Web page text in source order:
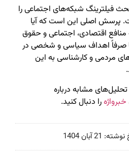
فیلترینگ شبکه‌های اجتماعی را
پرسش اصلی این است که آیا
اقتصادی، اجتماعی و حقوق
صرفاً اهداف سیاسی و شخصی در
مردمی و کارشناسی به این
تحلیل‌های مشابه درباره
خبرواژهرا دنبال کنید.
نوشته: 21 آبان 1404